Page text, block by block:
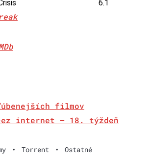
6.1
filmov
internet – 18. týždeň
• Torrent • Ostatné